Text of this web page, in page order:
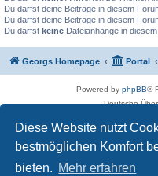
Diese Website nutzt
bestmöglichen Komfort
bieten. Mehr erfahren
Du darfst deine Beiträge in diesem
Du darfst deine Beiträge in diesem
Du darfst keine Dateianhänge in
Georgs Homepage Portal
Powered by phpBB®
Deutsche